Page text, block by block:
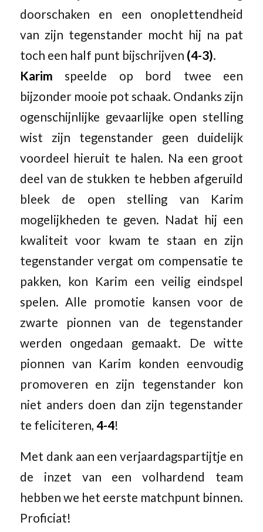
doorschaken en een onoplettendheid
van zijn tegenstander mocht hij na pat
toch een half punt bijschrijven (4-3).
Karim speelde op bord twee een
bijzonder mooie pot schaak. Ondanks zijn
ogenschijnlijke gevaarlijke open stelling
wist zijn tegenstander geen duidelijk
voordeel hieruit te halen. Na een groot
deel van de stukken te hebben afgeruild
bleek de open stelling van Karim
mogelijkheden te geven. Nadat hij een
kwaliteit voor kwam te staan en zijn
tegenstander vergat om compensatie te
pakken, kon Karim een veilig eindspel
spelen. Alle promotie kansen voor de
zwarte pionnen van de tegenstander
werden ongedaan gemaakt. De witte
pionnen van Karim konden eenvoudig
promoveren en zijn tegenstander kon
niet anders doen dan zijn tegenstander
te feliciteren, 4-4!
Met dank aan een verjaardagspartijtje en
de inzet van een volhardend team
hebben we het eerste matchpunt binnen.
Proficiat!